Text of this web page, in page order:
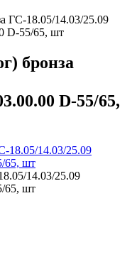
ГС-18.05/14.03/25.09
D-55/65, шт
бронза
D-55/65,
14.03/25.09
65, шт